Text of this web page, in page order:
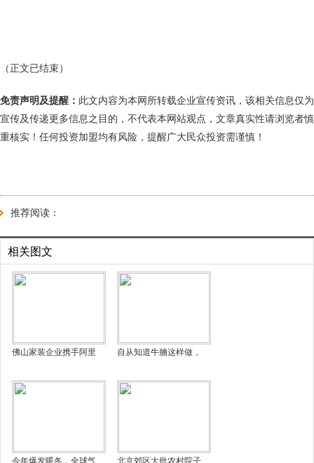
（正文已结束）
免责声明及提醒： 此文内容为本网所转载企业宣传资讯，该相关信息仅为
宣传及传递更多信息之目的，不代表本网站观点，文章真实性请浏览者慎
重核实！任何投资加盟均有风险，提醒广大民众投资需谨慎！
推荐阅读：
相关图文
佛山家装企业携手阿里 自从知道牛腩这样做，
今年爆发暖冬，全球气 北京郊区大批农村院子